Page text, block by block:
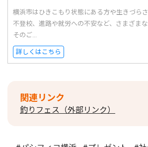
横浜市はひきこもり状態にある方や生きづら
不登校、進路や就労への不安など、さまざま
そのご...
詳しくはこちら
関連リンク
釣りフェス（外部リンク）